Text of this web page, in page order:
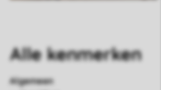
Allekenmerken
Algemeen